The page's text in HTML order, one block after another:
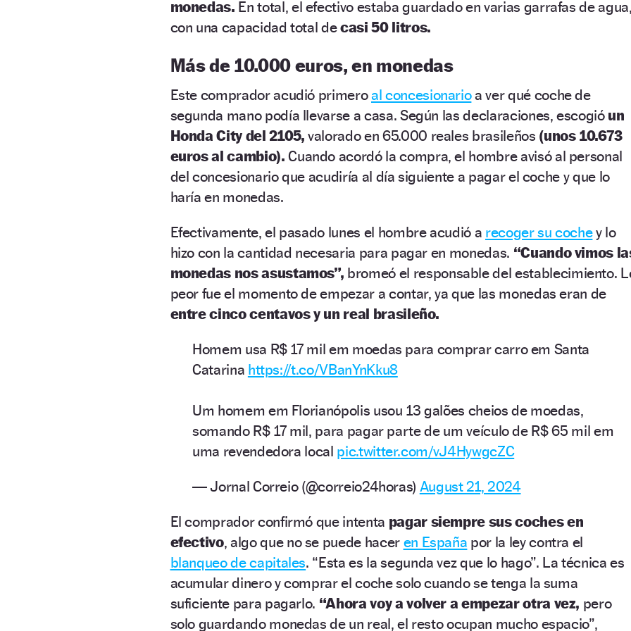
monedas. En total, el efectivo estaba guardado en varias garrafas de agua,
con una capacidad total decasi 50 litros.
Más de 10.000 euros, en monedas
Este comprador acudió primeroal concesionarioa ver qué coche de
segunda mano podía llevarse a casa. Según las declaraciones, escogióun
Honda City del 2105,valorado en 65.000 reales brasileños (unos 10.673
euros al cambio). Cuando acordó la compra, el hombre avisó al personal
del concesionario que acudiría al día siguiente a pagar el coche y que lo
haría en monedas.
Efectivamente, el pasado lunes el hombre acudió a recoger su cochey lo
hizo con la cantidad necesaria para pagar en monedas. “Cuando vimos
monedas nos asustamos”, bromeó el responsable del establecimiento.
peor fue el momento de empezar a contar, ya que las monedas eran de
entre cinco centavos y un real brasileño.
Homem usa R$ 17 mil em moedas para comprar carro em Santa
Catarina https://t.co/VBanYnKku8
Um homem em Florianópolis usou 13 galões cheios de moedas,
somando R$ 17 mil, para pagar parte de um veículo de R$ 65 mil em
uma revendedora local pic.twitter.com/vJ4HywgcZC
— Jornal Correio (@correio24horas) August 21, 2024
El comprador confirmó que intenta pagar siempre sus coches en
efectivo, algo que no se puede hacer en España por la ley contra el
blanqueo de capitales. “Esta es la segunda vez que lo hago”. La técnica es
acumular dinero y comprar el coche solo cuando se tenga la suma
suficiente para pagarlo. “Ahora voy a volver a empezar otra vez, pero
solo guardando monedas de un real, el resto ocupan mucho espacio”,